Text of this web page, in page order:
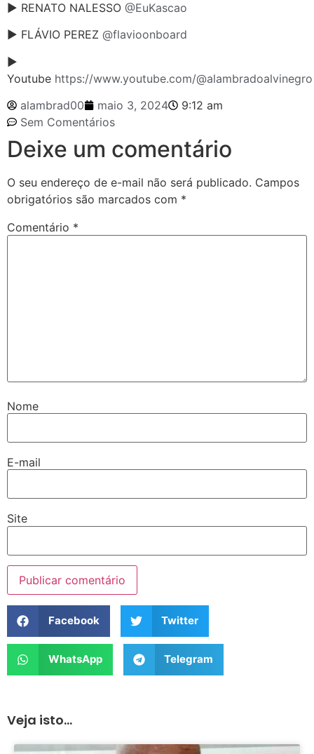
► RENATO NALESSO @EuKascao
► FLÁVIO PEREZ @flavioonboard
►
Youtube https://www.youtube.com/@alambradoalvinegro
alambrad00
maio 3, 2024
9:12 am
Sem Comentários
Deixe um comentário
O seu endereço de e-mail não será publicado. Campos
obrigatórios são marcados com *
Comentário *
Nome
E-mail
Site
Facebook Twitter
WhatsApp Telegram
Veja isto...